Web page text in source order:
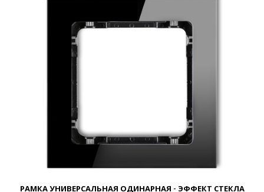
РАМКА УНИВЕРСАЛЬНАЯ ОДИНАРНАЯ - ЭФФЕКТ СТЕКЛА